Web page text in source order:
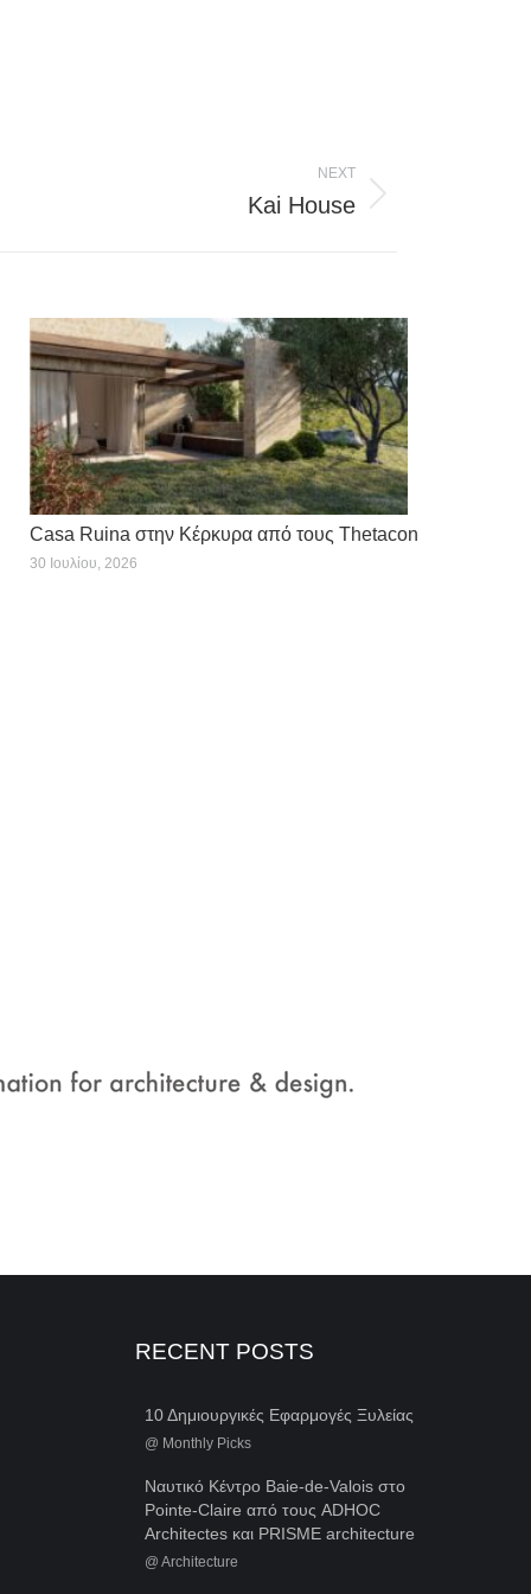
NEXT
Kai House
Casa Ruina στην Κέρκυρα από τους Thetacon
30 Ιουλίου, 2026
RECENT POSTS
10 Δημιουργικές Εφαρμογές Ξυλείας
@ Monthly Picks
Ναυτικό Κέντρο Baie-de-Valois στο
Pointe-Claire από τους ADHOC
Architectes και PRISME architecture
@ Architecture